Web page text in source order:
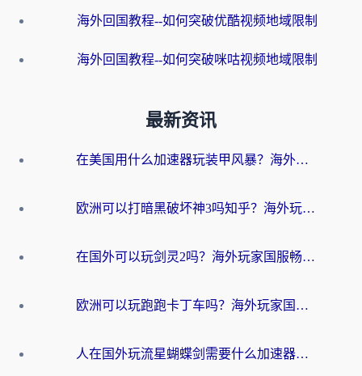
海外回国教程--如何突破优酷视频地域限制
海外回国教程--如何突破咪咕视频地域限制
最新资讯
在美国用什么加速器玩装甲风暴？海外玩家亲测有效的国服游戏加速指南
欧洲可以打暗黑破坏神3吗知乎？海外玩家国服游戏加速终极指南
在国外可以玩剑灵2吗？海外玩家国服畅玩终极指南（附永恒之塔明日方舟加速方案）
欧洲可以玩跑跑卡丁车吗？海外玩家国服游戏畅玩终极指南（附QQ炫舞剑网3解决方案）
人在国外玩流星蝴蝶剑需要什么加速器？老玩家亲测的终极解决方案